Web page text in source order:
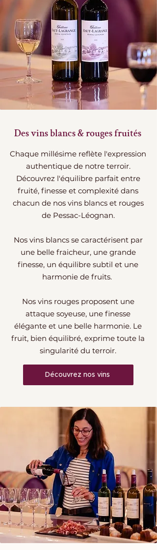
Des vins blancs & rouges fruités
Chaque millésime reflète l'expression
authentique de notre terroir.
Découvrez l'équilibre parfait entre
fruité, finesse et complexité dans
chacun de nos vins blancs et rouges
de Pessac-Léognan.
Nos vins blancs se caractérisent par
une belle fraicheur, une grande
finesse, un équilibre subtil et une
harmonie de fruits.
Nos vins rouges proposent une
attaque soyeuse, une finesse
élégante et une belle harmonie. Le
fruit, bien équilibré, exprime toute la
singularité du terroir.
Découvrez nos vins